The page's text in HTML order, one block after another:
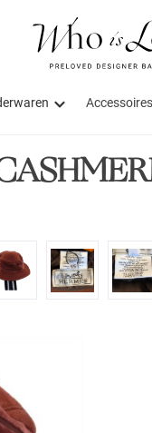
Accessoires